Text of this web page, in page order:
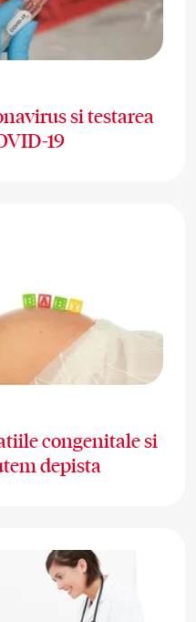
si testarea
19
congenitale si
depista